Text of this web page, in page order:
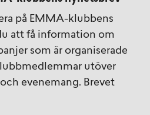
på EMMA-klubbens
att få information om
som är organiserade
utöver
evenemang. Brevet